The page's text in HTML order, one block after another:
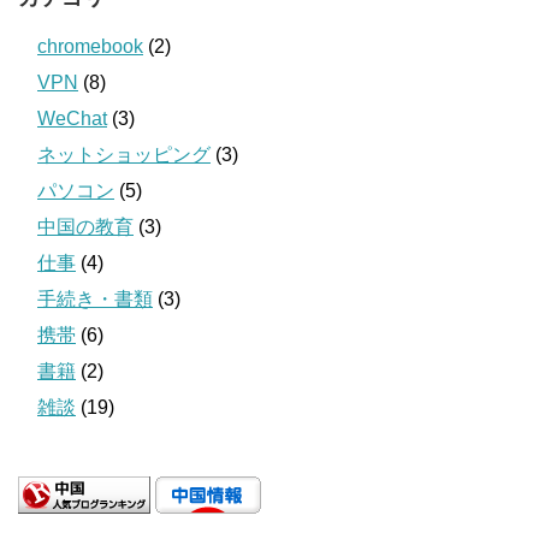
chromebook (2)
VPN (8)
WeChat(3)
ネットショッピング (3)
パソコン (5)
中国の教育 (3)
仕事 (4)
手続き・書類 (3)
携帯 (6)
書籍 (2)
雑談 (19)